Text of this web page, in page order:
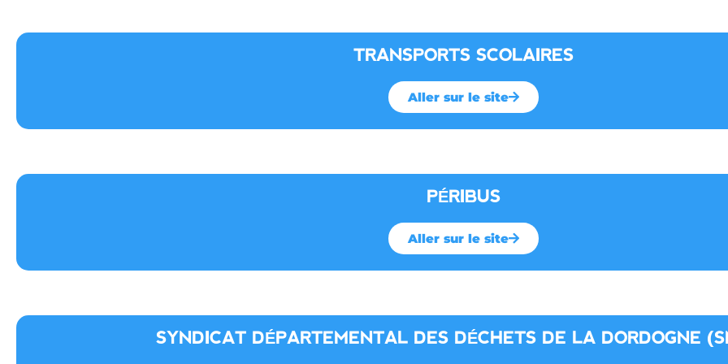
TRANSPORTS SCOLAIRES
Aller sur le site
PÉRIBUS
Aller sur le site
SYNDICAT DÉPARTEMENTAL DES DÉCHETS DE LA DORDOGNE